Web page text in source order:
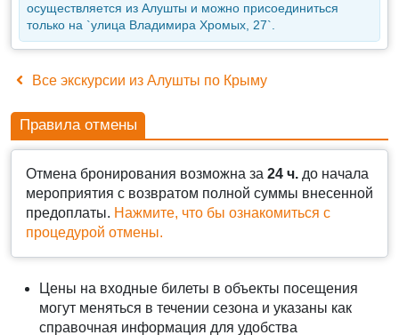
осуществляется из Алушты и можно присоединиться
только на `улица Владимира Хромых, 27`.
Все экскурсии из Алушты по Крыму
Правила отмены
Отмена бронирования возможна за 24 ч. до начала
мероприятия с возвратом полной суммы внесенной
предоплаты. Нажмите, что бы ознакомиться с
процедурой отмены.
Цены на входные билеты в объекты посещения
могут меняться в течении сезона и указаны как
справочная информация для удобства